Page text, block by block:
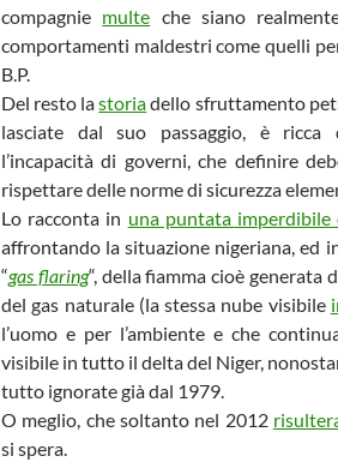
compagnie multe che siano
comportamenti maldestri come quelli
B.P.
Del resto lastoriadello sfruttamento
lasciate dal suo passaggio, è
l’incapacità di governi, che definire
rispettare delle norme di sicurezza
Lo racconta in una puntata imperdibile
affrontando la situazione nigeriana, ed
“gas flaring“, della fiamma cioè generata
del gas naturale (la stessa nube visibile
l’uomo e per l’ambiente e che
visibile in tutto il delta del Niger,
tutto ignorate già dal 1979.
O meglio, che soltanto nel 2012
si spera.